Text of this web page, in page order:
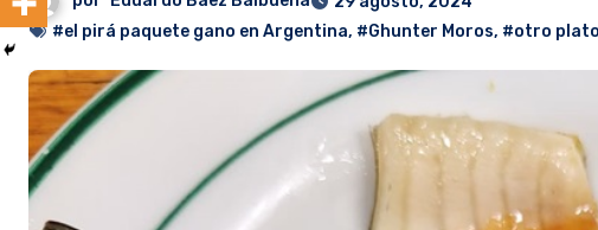
#el pirá paquete gano en Argentina, #Ghunter Moros, #otro